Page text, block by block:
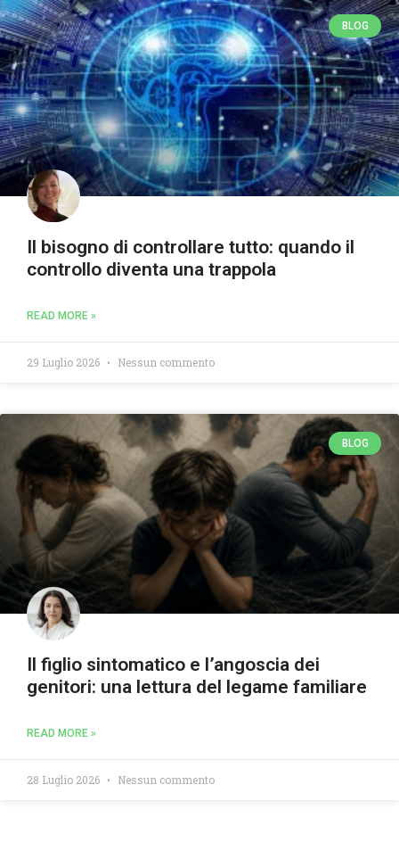
BLOG
Il bisogno di controllare tutto: quando il
controllo diventa una trappola
READ MORE »
29 Luglio 2026 Nessun commento
BLOG
Il figlio sintomatico e l’angoscia dei
genitori: una lettura del legame familiare
READ MORE »
28 Luglio 2026 Nessun commento